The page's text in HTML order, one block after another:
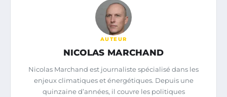
AUTEUR
NICOLAS MARCHAND
Nicolas Marchand est journaliste spécialisé dans les
enjeux climatiques et énergétiques. Depuis une
quinzaine d’années, il couvre les politiques